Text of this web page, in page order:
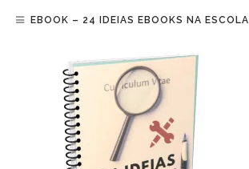
EBOOK – 24 IDEIAS EBOOKS NA ESCOLA